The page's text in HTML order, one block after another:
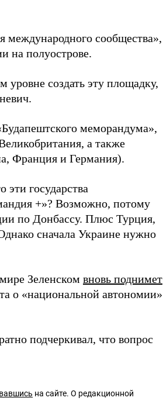
международного сообщества»,
на полуострове.
создать эту площадку,
меморандума»,
а также
Франция и Германия).
государства
+»? Возможно, потому
по Донбассу. Плюс Турция,
сначала Украине нужно
Зеленском вновь поднимет
о «национальной автономии»
подчеркивал, что вопрос
на сайте. О редакционной